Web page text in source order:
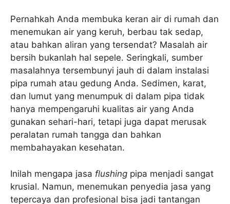
Pernahkah Anda membuka keran air di rumah dan
menemukan air yang keruh, berbau tak sedap,
atau bahkan aliran yang tersendat? Masalah air
bersih bukanlah hal sepele. Seringkali, sumber
masalahnya tersembunyi jauh di dalam instalasi
pipa rumah atau gedung Anda. Sedimen, karat,
dan lumut yang menumpuk di dalam pipa tidak
hanya mempengaruhi kualitas air yang Anda
gunakan sehari-hari, tetapi juga dapat merusak
peralatan rumah tangga dan bahkan
membahayakan kesehatan.
Inilah mengapa jasa flushing pipa menjadi sangat
krusial. Namun, menemukan penyedia jasa yang
tepercaya dan profesional bisa jadi tantangan